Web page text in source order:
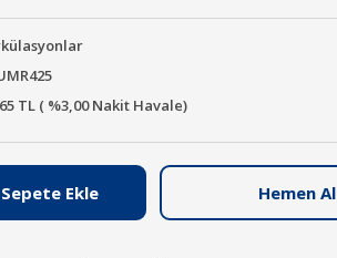
TL ( %3,00 Nakit Havale)
Sepete Ekle Hemen Al